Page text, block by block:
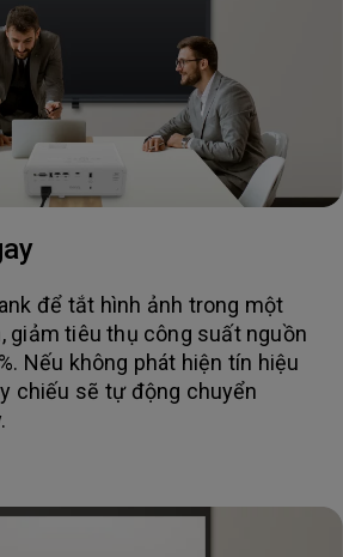
để tắt hình ảnh trong một
giảm tiêu thụ công suất nguồn
Nếu không phát hiện tín hiệu
chiếu sẽ tự động chuyển